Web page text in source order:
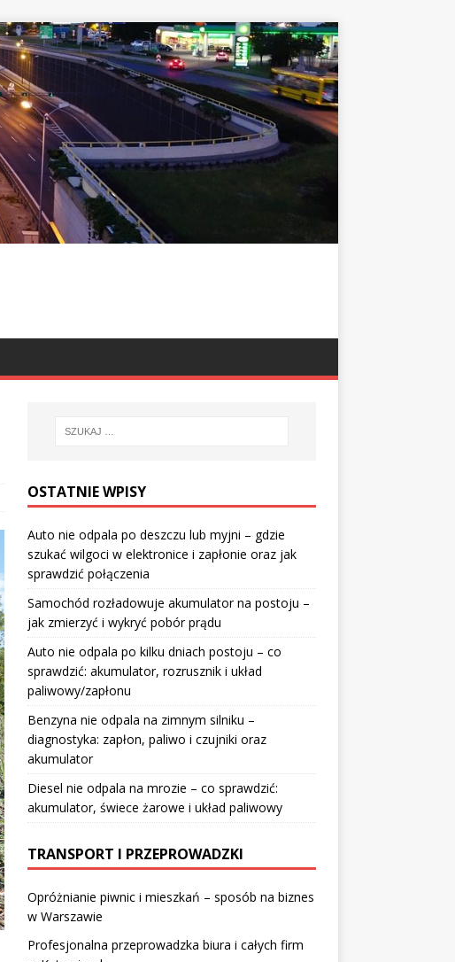
OSTATNIE WPISY
Auto nie odpala po deszczu lub myjni – gdzie
szukać wilgoci w elektronice i zapłonie oraz jak
sprawdzić połączenia
Samochód rozładowuje akumulator na postoju –
jak zmierzyć i wykryć pobór prądu
Auto nie odpala po kilku dniach postoju – co
sprawdzić: akumulator, rozrusznik i układ
paliwowy/zapłonu
Benzyna nie odpala na zimnym silniku –
diagnostyka: zapłon, paliwo i czujniki oraz
akumulator
Diesel nie odpala na mrozie – co sprawdzić:
akumulator, świece żarowe i układ paliwowy
TRANSPORT I PRZEPROWADZKI
Opróżnianie piwnic i mieszkań – sposób na biznes
w Warszawie
Profesjonalna przeprowadzka biura i całych firm